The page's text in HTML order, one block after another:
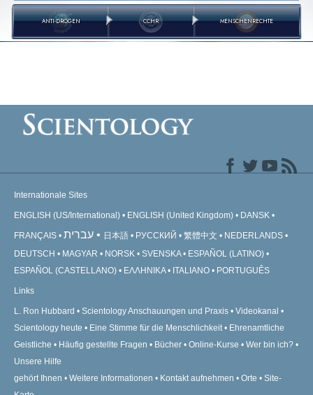
ANTI-DROGEN CCHR MENSCHENRECHTE
Internationale Sites
ENGLISH (US/International) ENGLISH (United Kingdom) DANSK
FRANÇAIS עברית 日本語 РУССКИЙ 繁體中文
NEDERLANDS
DEUTSCH
MAGYAR NORSK SVENSKA
ESPAÑOL (LATINO)
ESPAÑOL (CASTELLANO)
ΕΛΛΗΝΙΚA ITALIANO PORTUGUÊS
Links
L. Ron Hubbard Scientology Anschauungen und Praxis
Videokanal
Scientology heute
Eine Stimme für die Menschlichkeit
Ehrenamtliche
Geistliche
Häufig gestellte Fragen Bücher Online-Kurse
Wer bin ich?
Unsere Hilfe
gehört Ihnen
Weitere Informationen Kontakt aufnehmen Orte
Site-